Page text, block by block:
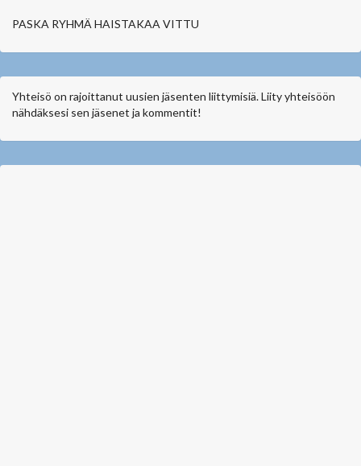
PASKA RYHMÄ HAISTAKAA VITTU
Yhteisö on rajoittanut uusien jäsenten liittymisiä. Liity yhteisöön
nähdäksesi sen jäsenet ja kommentit!